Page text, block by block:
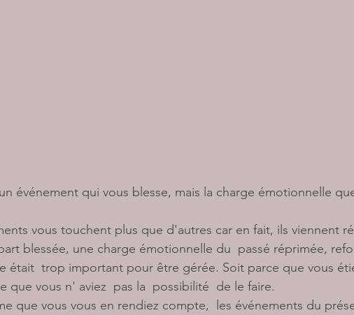
événement qui vous blesse, mais la charge émotionnelle
vous touchent plus que d'autres car en fait, ils viennent
blessée, une charge émotionnelle du  passé réprimée,
que vous n' aviez  pas la  possibilité  de le faire.